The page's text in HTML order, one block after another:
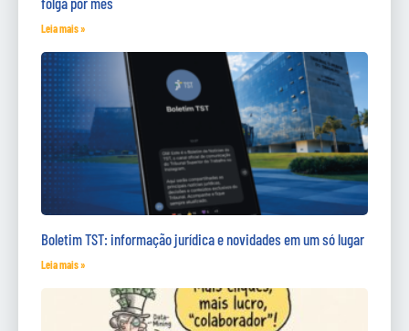
Leia mais »
Boletim TST: informação jurídica e novidades em um só lugar
Leia mais »